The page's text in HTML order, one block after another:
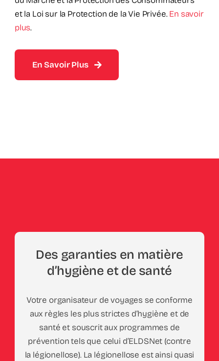
et la Loi sur la Protection de la Vie Privée.En savoir
plus.
En Savoir Plus
Des garanties en matière
d’hygiène et de santé
Votre organisateur de voyages se conforme
aux règles les plus strictes d’hygiène et de
santé et souscrit aux programmes de
prévention tels que celui d’ELDSNet (contre
la légionellose). La légionellose est ainsi quasi